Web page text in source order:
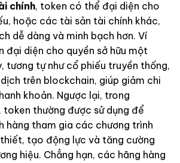
chính, token có thể đại diện cho
hoặc các tài sản tài chính khác,
dễ dàng và minh bạch hơn. Ví
đại diện cho quyền sở hữu một
tương tự như cổ phiếu truyền thống,
trên blockchain, giúp giảm chi
khoản. Ngược lại, trong
token thường được sử dụng để
hàng tham gia các chương trình
tạo động lực và tăng cường
hiệu. Chẳng hạn, các hãng hàng